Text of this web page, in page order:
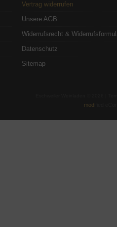
Vertrag widerrufen
Unsere AGB
Widerrufsrecht &
Datenschutz
Sitemap
mod